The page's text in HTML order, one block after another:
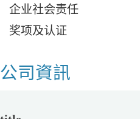
企业社会责任
奖项及认证
公司資訊